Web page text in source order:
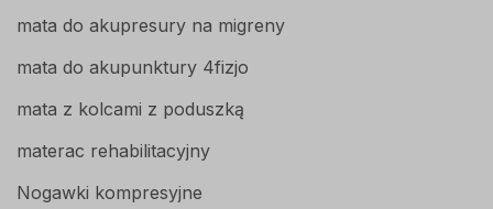
mata do akupresury na migreny
mata do akupunktury 4fizjo
mata z kolcami z poduszką
materac rehabilitacyjny
Nogawki kompresyjne